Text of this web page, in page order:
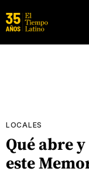
LOCALES
Qué abre
este